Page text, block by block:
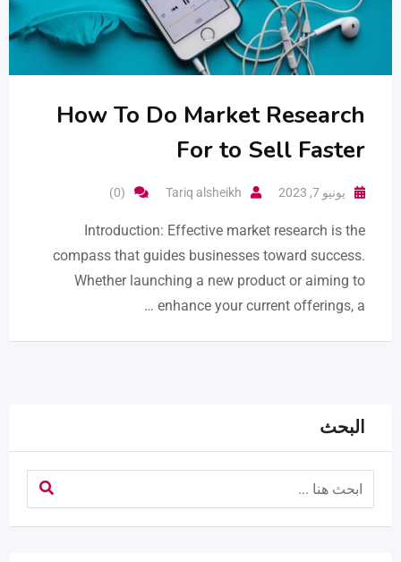
How To Do Market Research
For to Sell Faster
يونيو 7, 2023 Tariq alsheikh
(0)
Introduction: Effective market research is the
compass that guides businesses toward success.
Whether launching a new product or aiming to
enhance your current offerings, a …
البحث